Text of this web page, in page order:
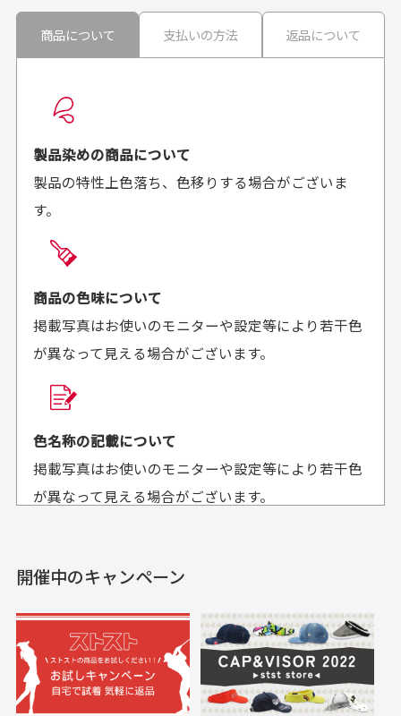
30代男性
良かった！
がとうございます。丁寧
に梱包されていて、商品
の状態も良好でした。気
があればよろしくお願い
30代男性
来ました。またお願いし
セールかつポイント
も使えて、お得に購
入出来ました
セールかつポイントも使
満足です。
おります
欲しかったスカートが購
お届け希望日時をご指定頂けます。
ご注文時にご指定下さい。
商品の受け渡しは、ゆうパックでの配送のみとさせて
頂いております。
商品購入からどれくらいで発送してもらえます
か？
平日午前9時までのご注文で最短当日発送させて頂いて
おります。
せて頂いております。
送料はいくらかかりますか？
何点ご購入頂いた場合も全国一律で800円とさせて頂
いております。(1配送先につき)
また5,000円(税込)以上お買い物をして頂けた場合は送
商品について 支払いの方法 返品について
製品染めの商品について
製品の特性上色落ち、色移りする場合がございま
す。
商品の色味について
掲載写真はお使いのモニターや設定等により若干色
が異なって見える場合がございます。
色名称の記載について
掲載写真はお使いのモニターや設定等により若干色
が異なって見える場合がございます。
実寸サイズについて
一点一点手作業で計測しておりますので、若干の誤
差が生じる場合がございます。
開催中のキャンペーン